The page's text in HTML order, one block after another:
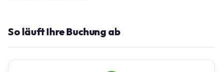
So läuft Ihre Buchung ab